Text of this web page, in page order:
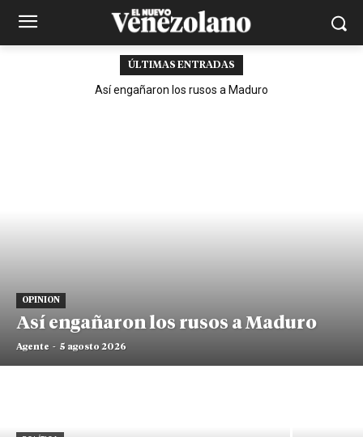
ÚLTIMAS ENTRADAS
Así engañaron los rusos a Maduro
OPINION
Así engañaron los rusos a Maduro
Agente - 5 agosto 2026